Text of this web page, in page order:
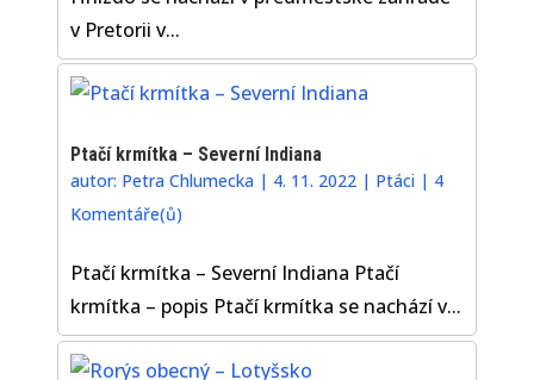
v Pretorii v...
Ptačí krmítka – Severní Indiana
autor: Petra Chlumecka | 4. 11. 2022 | Ptáci | 4
Komentáře(ů)
Ptačí krmítka – Severní Indiana Ptačí
krmítka – popis Ptačí krmítka se nachází v...